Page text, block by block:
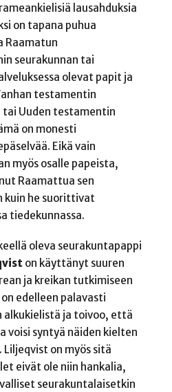
lausahduksia
on tapana puhua
Raamatun
seurakunnan tai
olevat papit ja
testamentin
tai Uuden testamentin
on monesti
Eikä vain
myös osalle papeista,
Raamattua sen
kuin he suorittivat
tiedekunnassa.
oleva seurakuntapappi
on käyttänyt suuren
ja kreikan tutkimiseen
edelleen palavasti
alkukielistä ja toivoo, että
voisi syntyä näiden kielten
Liljeqvist on myös sitä
eivät ole niin hankalia,
seurakuntalaisetkin